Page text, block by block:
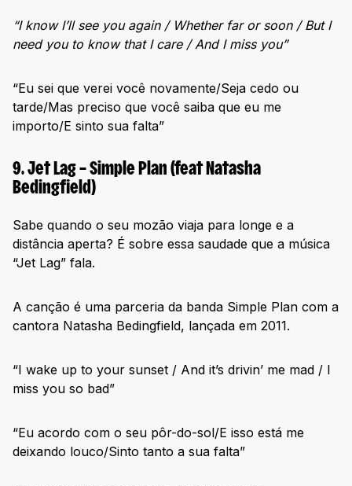
“I know I’ll see you again / Whether far or soon / But I
need you to know that I care / And I miss you”
“Eu sei que verei você novamente/Seja cedo ou
tarde/Mas preciso que você saiba que eu me
importo/E sinto sua falta”
9. Jet Lag – Simple Plan (feat Natasha
Bedingfield)
Sabe quando o seu mozão viaja para longe e a
distância aperta? É sobre essa saudade que a música
“Jet Lag” fala.
A canção é uma parceria da banda Simple Plan com a
cantora Natasha Bedingfield, lançada em 2011.
“I wake up to your sunset / And it’s drivin’ me mad / I
miss you so bad”
“Eu acordo com o seu pôr-do-sol/E isso está me
deixando louco/Sinto tanto a sua falta”